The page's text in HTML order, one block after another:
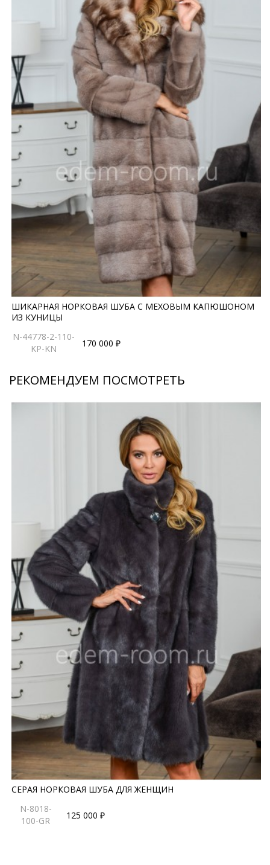
ШИКАРНАЯ НОРКОВАЯ ШУБА С МЕХОВЫМ КАПЮШОНОМ
ИЗ КУНИЦЫ
N-44778-2-110-
KP-KN
170 000 ₽
РЕКОМЕНДУЕМ ПОСМОТРЕТЬ
СЕРАЯ НОРКОВАЯ ШУБА ДЛЯ ЖЕНЩИН
N-8018-
100-GR
125 000 ₽